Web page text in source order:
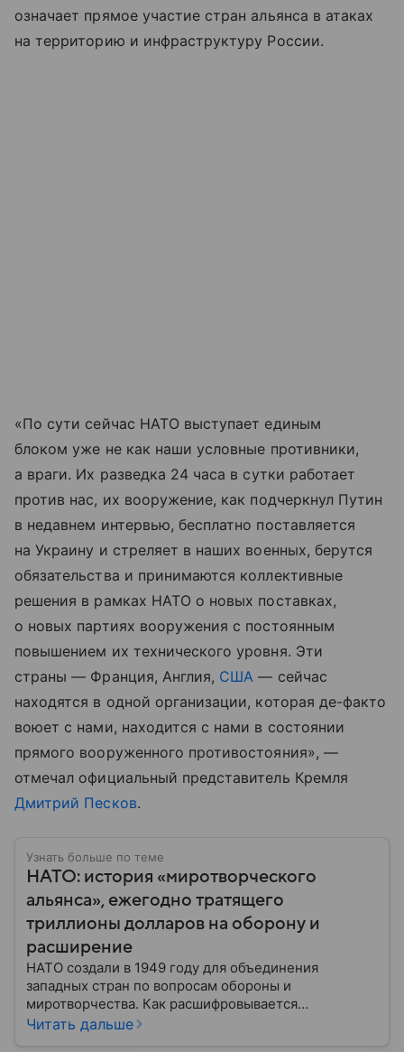
означает прямое участие стран альянса в атаках
на территорию и инфраструктуру России.
«По сути сейчас НАТО выступает единым
блоком уже не как наши условные противники,
а враги. Их разведка 24 часа в сутки работает
против нас, их вооружение, как подчеркнул Путин
в недавнем интервью, бесплатно поставляется
на Украину и стреляет в наших военных, берутся
обязательства и принимаются коллективные
решения в рамках НАТО о новых поставках,
о новых партиях вооружения с постоянным
повышением их технического уровня. Эти
страны — Франция, Англия, США — сейчас
находятся в одной организации, которая де-факто
воюет с нами, находится с нами в состоянии
прямого вооруженного противостояния», —
отмечал официальный представитель Кремля
Дмитрий Песков.
Узнать больше по теме
НАТО: история «миротворческого
альянса», ежегодно тратящего
триллионы долларов на оборону и
расширение
НАТО создали в 1949 году для объединения
западных стран по вопросам обороны и
миротворчества. Как расшифровывается
аббревиатура, для чего задумывали группировку и к
Читать дальше